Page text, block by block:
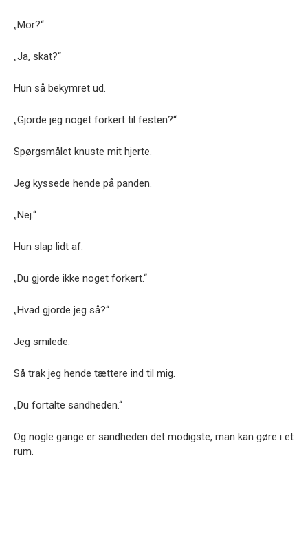
„Mor?“
„Ja, skat?“
Hun så bekymret ud.
„Gjorde jeg noget forkert til festen?“
Spørgsmålet knuste mit hjerte.
Jeg kyssede hende på panden.
„Nej.“
Hun slap lidt af.
„Du gjorde ikke noget forkert.“
„Hvad gjorde jeg så?“
Jeg smilede.
Så trak jeg hende tættere ind til mig.
„Du fortalte sandheden.“
Og nogle gange er sandheden det modigste, man kan gøre i et
rum.